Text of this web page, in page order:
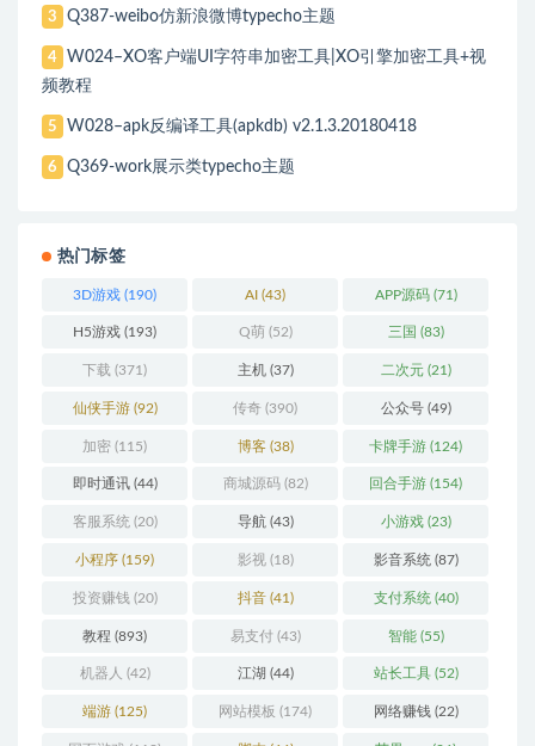
3 Q387-weibo仿新浪微博typecho主题
4
W024–XO客户端UI字符串加密工具|XO引擎加密工具+视
频教程
5 W028–apk反编译工具(apkdb) v2.1.3.20180418
6 Q369-work展示类typecho主题
热门标签
3D游戏 (190) AI (43) APP源码(71)
H5游戏 (193) Q萌 (52) 三国 (83)
下载 (371) 主机(37) 二次元(21)
仙侠手游(92) 传奇 (390) 公众号(49)
加密 (115) 博客(38) 卡牌手游 (124)
即时通讯(44) 商城源码(82) 回合手游 (154)
客服系统 (20) 导航(43) 小游戏(23)
小程序 (159) 影视(18) 影音系统 (87)
投资赚钱 (20) 抖音(41) 支付系统 (40)
教程 (893) 易支付(43) 智能(55)
机器人 (42) 江湖 (44) 站长工具(52)
端游 (125) 网站模板 (174) 网络赚钱(22)